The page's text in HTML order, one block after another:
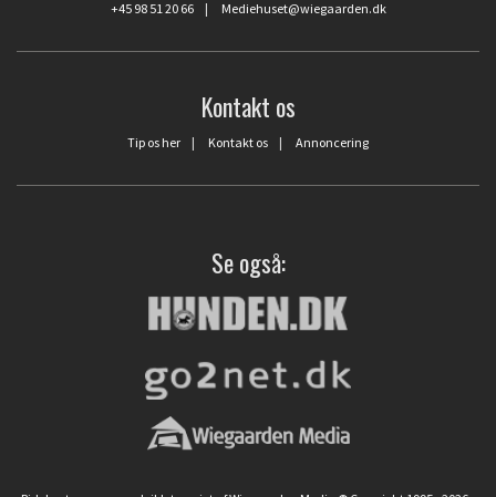
+45 98 51 20 66| Mediehuset@wiegaarden.dk
Kontakt os
Tip os her | Kontakt os | Annoncering
Se også: